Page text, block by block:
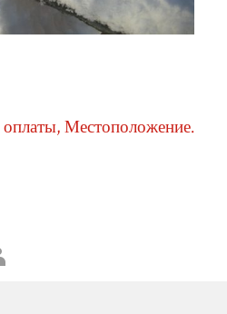
Местоположение.